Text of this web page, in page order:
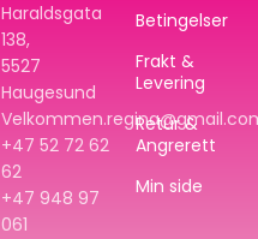
Haraldsgata
138,
5527
Haugesund
+47 52 72 62
62
+47 948 97
061
Betingelser
Frakt &
Levering
Retur &
Angrerett
Min side